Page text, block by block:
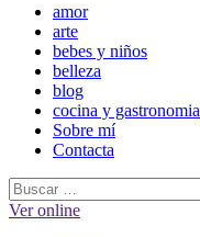
Menú
principal
amor
arte
bebes y niños
belleza
blog
cocina y gastronomia
Sobre mí
Contacta
Buscar:
Ver online